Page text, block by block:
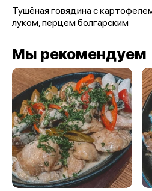
Тушёная говядина с
луком, перцем болгарским
Мы рекомендуем